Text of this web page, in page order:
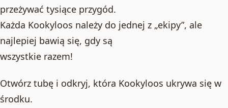
przeżywać tysiące przygód.
Każda Kookyloos należy do jednej z „ekipy”, ale
najlepiej bawią się, gdy są
wszystkie razem!
Otwórz tubę i odkryj, która Kookyloos ukrywa się w
środku.